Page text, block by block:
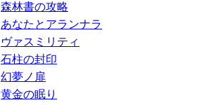
森林書の攻略
あなたとアランナラ
ヴァスミリティ
石柱の封印
幻夢ノ扉
黄金の眠り